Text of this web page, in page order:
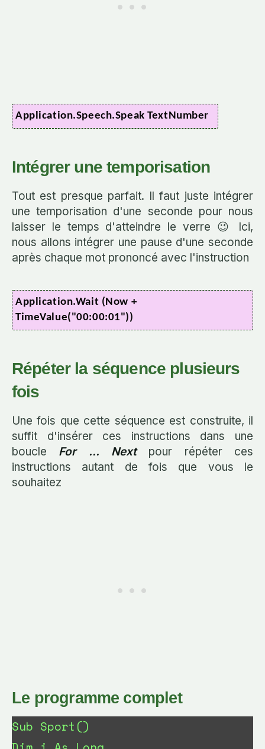
Application.Speech.Speak TextNumber
Intégrer une temporisation
Tout est presque parfait. Il faut juste intégrer
une temporisation d'une seconde pour nous
laisser le temps d'atteindre le verre 😉 Ici,
nous allons intégrer une pause d'une seconde
après chaque mot prononcé avec l'instruction
Application.Wait (Now +
TimeValue("00:00:01"))
Répéter la séquence plusieurs
fois
Une fois que cette séquence est construite, il
suffit d'insérer ces instructions dans une
boucle For ... Nextpour répéter ces
instructions autant de fois que vous le
souhaitez
Le programme complet
Sub Sport()